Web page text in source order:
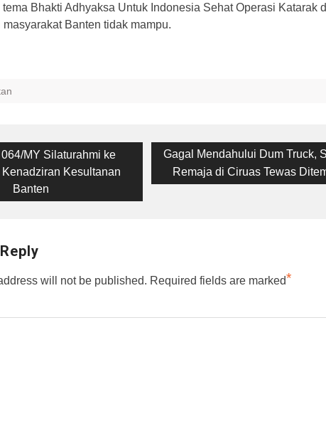
Bhakti Adhyaksa Untuk Indonesia Sehat Operasi Katarak
masyarakat Banten tidak mampu.
MY Silaturahmi ke
Kesultanan
Banten
Next
post:
Gagal Mendahului Dum Truck,
Remaja di Ciruas Tewas
will not be published. Required fields are marked*